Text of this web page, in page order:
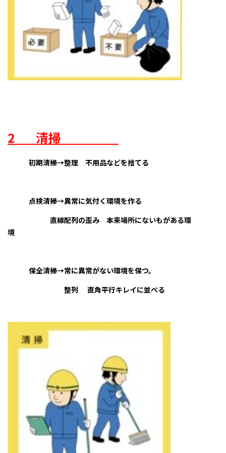
2 清掃
初期清掃→整理 不用品などを捨てる
点検清掃→異常に気付く環境を作る
直線配列の歪み 本来場所にないもがある環
境
保全清掃→常に異常がない環境を保つ。
整列 直角平行キレイに並べる